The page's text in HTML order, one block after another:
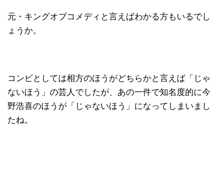
元・キングオブコメディと言えばわかる方もいるでし
ょうか。
コンビとしては相方のほうがどちらかと言えば「じゃ
ないほう」の芸人でしたが、あの一件で知名度的に今
野浩喜のほうが「じゃないほう」になってしまいまし
たね。